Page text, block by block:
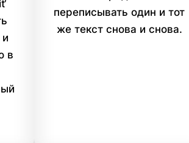
в
переписывать один и тот
же текст снова и снова.